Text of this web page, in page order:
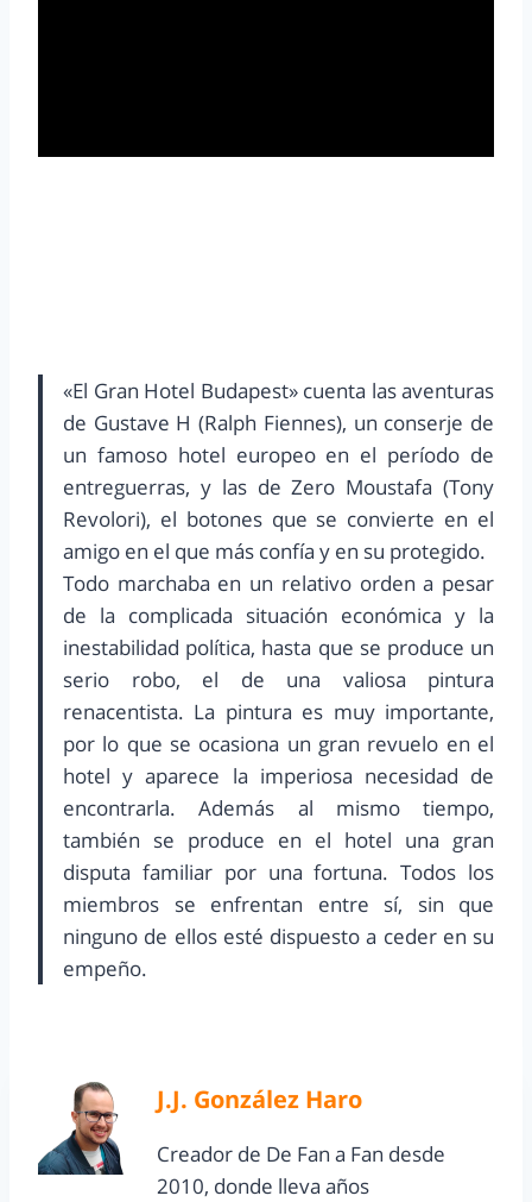
«El Gran Hotel Budapest» cuenta las aventuras
de Gustave H (Ralph Fiennes), un conserje de
un famoso hotel europeo en el período de
entreguerras, y las de Zero Moustafa (Tony
Revolori), el botones que se convierte en el
amigo en el que más confía y en su protegido.
Todo marchaba en un relativo orden a pesar
de la complicada situación económica y la
inestabilidad política, hasta que se produce un
serio robo, el de una valiosa pintura
renacentista. La pintura es muy importante,
por lo que se ocasiona un gran revuelo en el
hotel y aparece la imperiosa necesidad de
encontrarla. Además al mismo tiempo,
también se produce en el hotel una gran
disputa familiar por una fortuna. Todos los
miembros se enfrentan entre sí, sin que
ninguno de ellos esté dispuesto a ceder en su
empeño.
J.J. González Haro
Creador de De Fan a Fan desde
2010, donde lleva años